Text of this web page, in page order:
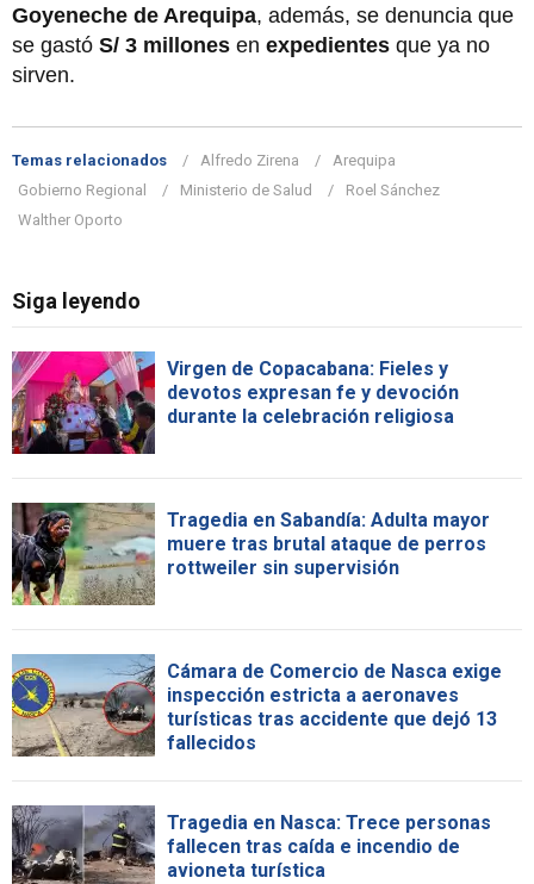
Goyeneche de Arequipa, además, se denuncia que
se gastó S/ 3 millones en expedientes que ya no
sirven.
Temas relacionados Alfredo Zirena
Arequipa
Gobierno Regional
Ministerio de Salud
Roel Sánchez
Walther Oporto
Siga leyendo
Virgen de Copacabana: Fieles y
devotos expresan fe y devoción
durante la celebración religiosa
Tragedia en Sabandía: Adulta mayor
muere tras brutal ataque de perros
rottweiler sin supervisión
Cámara de Comercio de Nasca exige
inspección estricta a aeronaves
turísticas tras accidente que dejó 13
fallecidos
Tragedia en Nasca: Trece personas
fallecen tras caída e incendio de
avioneta turística